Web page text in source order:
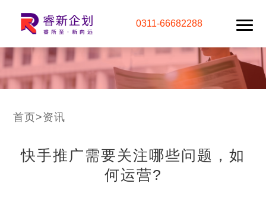
0311-66682288
首页>资讯
快手推广需要关注哪些问题，如
何运营?